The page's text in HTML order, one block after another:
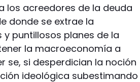
los acreedores de la deuda
donde se extrae la
puntillosos planes de la
la macroeconomía a
se, si desperdician la noción
ideológica subestimando